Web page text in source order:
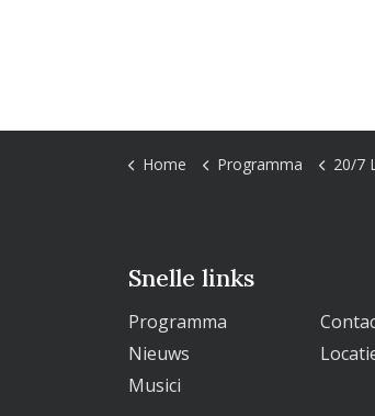
Home Programma 20/7
Snelle links
Programma
Nieuws
Musici